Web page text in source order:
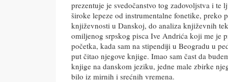
prezentuje je svedočanstvo tog zadovoljstva i te
široke lepeze od instrumentalne fonetike, preko
književnosti u Danskoj, do analiza književnih
omiljenog srpskog pisca Ive Andrića koji me je
početka, kada sam na stipendiji u Beogradu u
put čitao njegove knjige. Imao sam čast da
knjige na danskom jeziku, jedne male zbirke
bilo iz mirnih i srećnih vremena.